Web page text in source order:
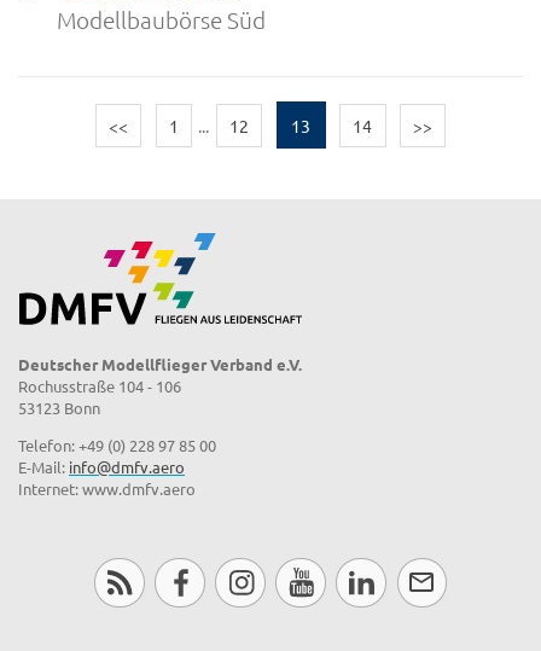
Modellbaubörse Süd
<< 1 ... 12 13 14 >>
Deutscher Modellflieger Verband e.V.
Rochusstraße 104 - 106
53123 Bonn
Telefon: +49 (0) 228 97 85 00
E-Mail: info@dmfv.aero
Internet: www.dmfv.aero